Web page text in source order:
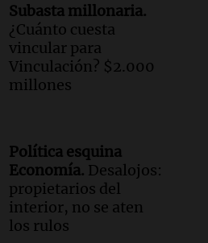
25 años, lucha
necesita un trasplante
viviend
al 2,9% registrado
todos
rescataron a una
Subasta millonaria.
¿Cuánto cuesta
vincular para
Vinculación? $2.000
millones
Política esquina
Economía. Desalojos:
propietarios del
interior, no se aten
los rulos